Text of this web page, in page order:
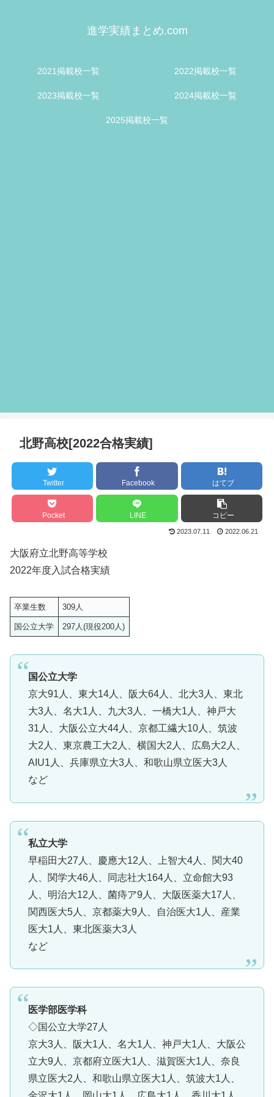
進学実績まとめ.com
2021掲載校一覧 2022掲載校一覧
2023掲載校一覧 2024掲載校一覧
2025掲載校一覧
北野高校[2022合格実績]
Twitter Facebook はてブ
Pocket LINE コピー
2023.07.11 2022.06.21
大阪府立北野高等学校
2022年度入試合格実績
卒業生数 309人
国公立大学 297人(現役200人)
国公立大学
京大91人、東大14人、阪大64人、北大3人、東北
大3人、名大1人、九大3人、一橋大1人、神戸大
31人、大阪公立大44人、京都工繊大10人、筑波
大2人、東京農工大2人、横国大2人、広島大2人、
AIU1人、兵庫県立大3人、和歌山県立医大3人
など
私立大学
早稲田大27人、慶應大12人、上智大4人、関大40
人、関学大46人、同志社大164人、立命館大93
人、明治大12人、菌痔ア9人、大阪医薬大17人、
関西医大5人、京都薬大9人、自治医大1人、産業
医大1人、東北医薬大3人
など
医学部医学科
◇国公立大学27人
京大3人、阪大1人、名大1人、神戸大1人、大阪公
立大9人、京都府立医大1人、滋賀医大1人、奈良
県立医大2人、和歌山県立医大1人、筑波大1人、